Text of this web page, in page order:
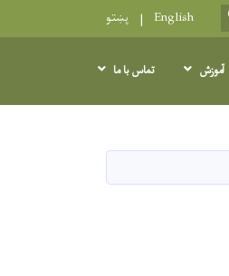
SEARCH
English پښتو
آموزش تماس با ما